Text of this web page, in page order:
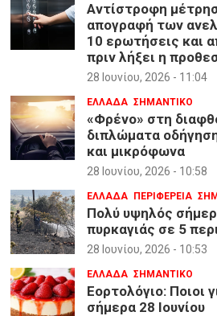
Αντίστροφη
απογραφή των
10 ερωτήσεις και
πριν λήξει η
28 Ιουνίου, 2026 - 11:04
ΕΛΛΑΔΑ ΣΗΜΑΝΤΙΚΟ
«Φρένο» στη
διπλώματα
και μικρόφωνα
28 Ιουνίου, 2026 - 10:58
ΕΛΛΑΔΑ ΠΕΡΙΦΕΡΕΙΑ
Πολύ υψηλός
πυρκαγιάς σε 5
28 Ιουνίου, 2026 - 10:53
ΕΛΛΑΔΑ ΣΗΜΑΝΤΙΚΟ
Εορτολόγιο: Ποιοι
σήμερα 28 Ιουνίου